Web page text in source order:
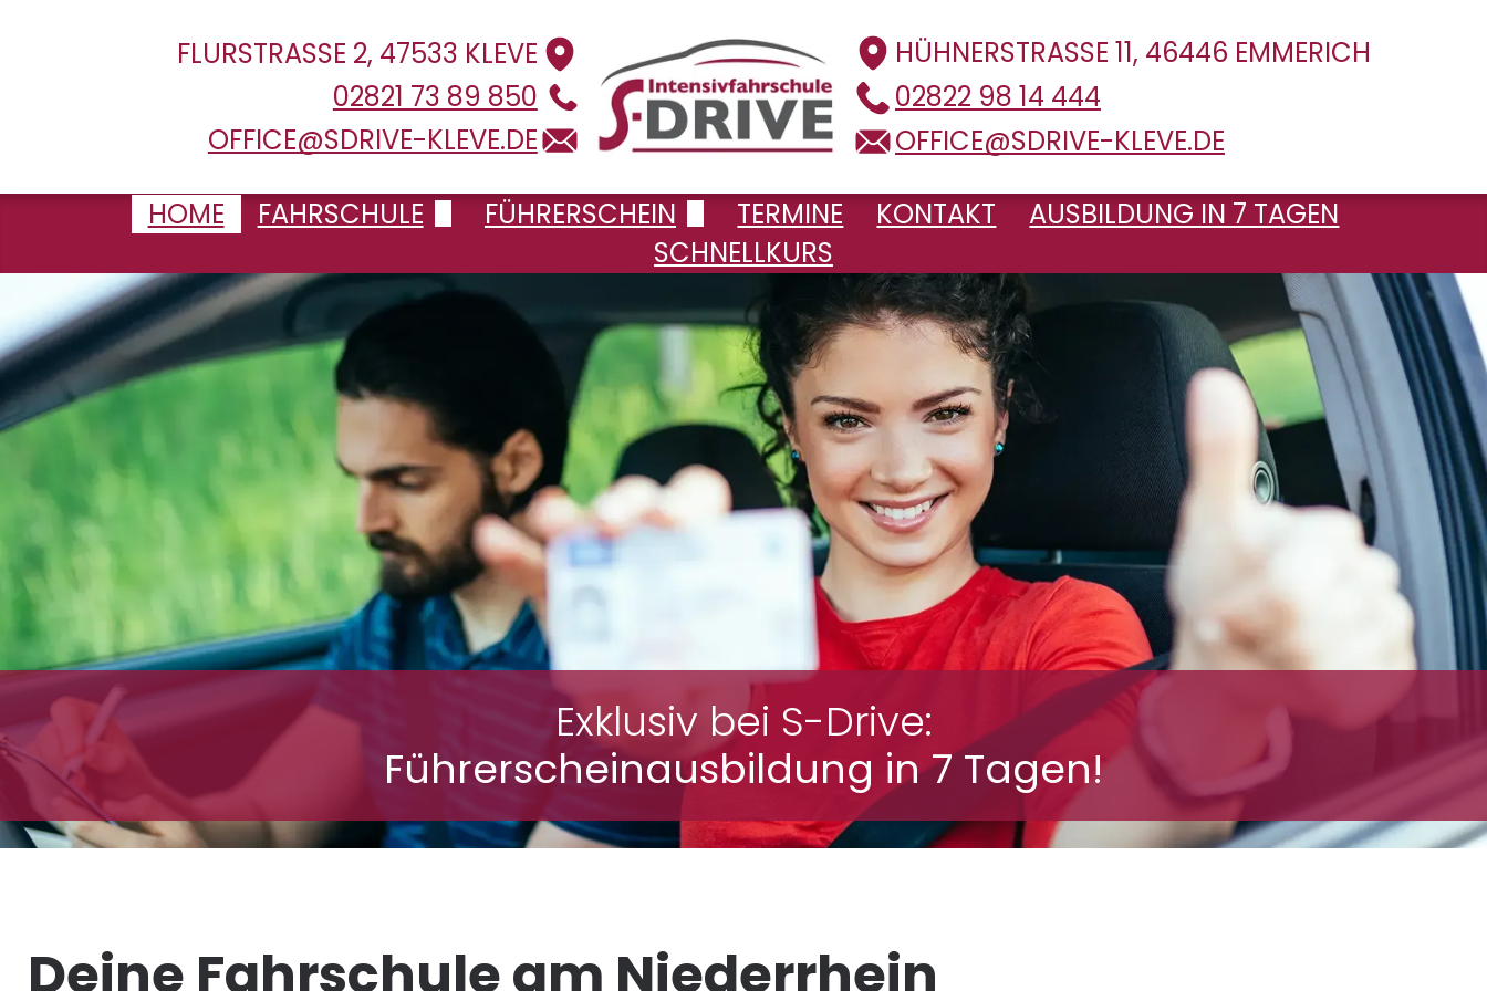
FLURSTRASSE 2 , 47533 KLEVE
02821 73 89 850
OFFICE@SDRIVE-KLEVE.DE
HÜHNERSTRASSE 11, 46446 EMMERICH
02822 98 14 444
OFFICE@SDRIVE-KLEVE.DE
HOME FAHRSCHULE
in Emmerich
Fahrzeuge
FÜHRERSCHEIN
Kostenvoranschläge
Führerschein klassisch
Führerscheinausbildung in 7 Tagen
Ferienintensivausbildung
Auffrischungskurse für Senioren
TERMINE KONTAKT
AUSBILDUNG IN 7 TAGEN
SCHNELLKURS
Exklusiv bei S-Drive:
Führerscheinausbildung in 7 Tagen!
Deine Fahrschule am Niederrhein